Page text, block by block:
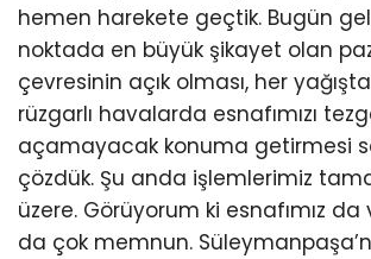
hemen harekete geçtik. Bugün
noktada en büyük şikayet olan
çevresinin açık olması, her
rüzgarlı havalarda esnafımızı
açamayacak konuma getirmesi
çözdük. Şu anda işlemlerimiz
üzere. Görüyorum ki esnafımız da
da çok memnun.